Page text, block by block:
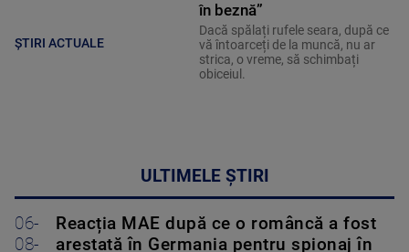
ȘTIRI ACTUALE
în beznă”
Dacă spălați rufele seara, după ce
vă întoarceți de la muncă, nu ar
strica, o vreme, să schimbați
obiceiul.
ULTIMELE ȘTIRI
06-
08-
Reacția MAE după ce o româncă a fost
arestată în Germania pentru spionaj în